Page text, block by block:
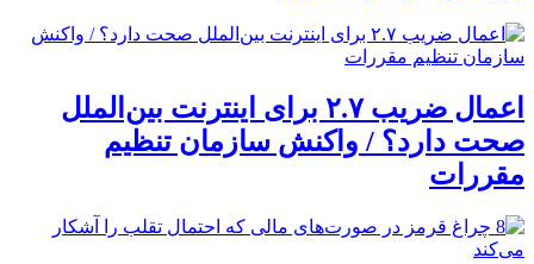
اعمال ضریب ۲.۷ برای اینترنت بین‌الملل
صحت دارد؟ / واکنش سازمان تنظیم
مقررات